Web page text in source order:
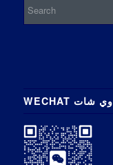
WECHAT وي شات